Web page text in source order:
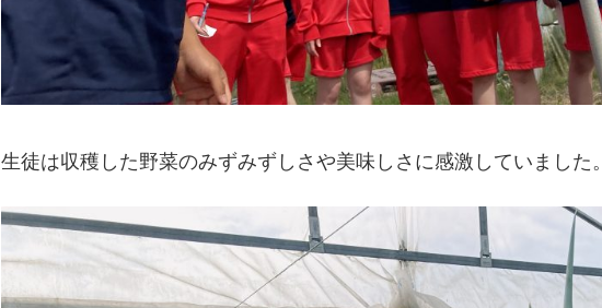
生徒は収穫した野菜のみずみずしさや美味しさに感激していました。